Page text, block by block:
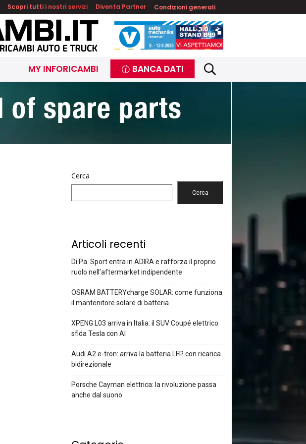
Scopri tutti i nostri servizi Diventa Partner Condizioni generali
MY INFORICAMBI BANCA DATI
Cerca
Cerca
Articoli recenti
Di.Pa. Sport entra in ADIRA e rafforza il proprio
ruolo nell’aftermarket indipendente
OSRAM BATTERYcharge SOLAR: come funziona
il mantenitore solare di batteria
XPENG L03 arriva in Italia: il SUV Coupé elettrico
sfida Tesla con AI
Audi A2 e-tron: arriva la batteria LFP con ricarica
bidirezionale
Porsche Cayman elettrica: la rivoluzione passa
anche dal suono